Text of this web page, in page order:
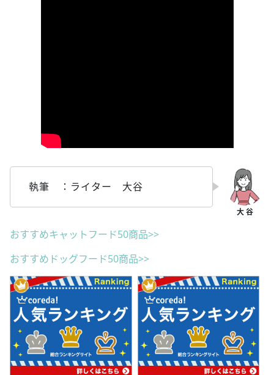
執筆 ：ライター 大谷
おすすめキャットフード50商品>>
おすすめドッグフード50商品>>